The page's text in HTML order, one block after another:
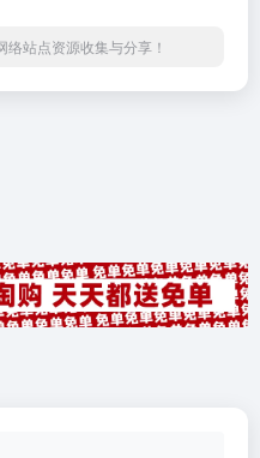
站点资源收集与分享！